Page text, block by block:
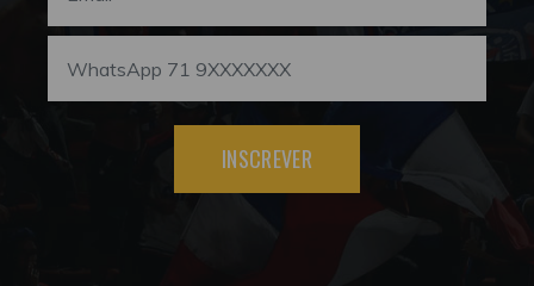
INSCREVER